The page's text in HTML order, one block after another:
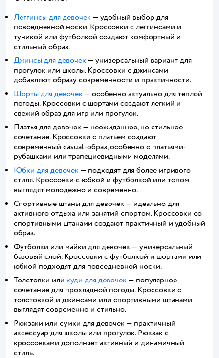
Леггинсы для девочек — удобный выбор для
повседневной носки. Кроссовки с леггинсами и
туникой или футболкой создают комфортный и
стильный образ.
Джинсы для девочек — универсальный вариант для
прогулок или школы. Кроссовки с джинсами
добавляют образу современности и практичности.
Шорты для девочек — особенно актуально для теплой
погоды. Кроссовки с шортами создают легкий и
свежий образ для игр или прогулок.
Платья для девочек — неожиданное, но стильное
сочетание. Кроссовки с платьем создают
современный casual-образ, особенно с платьями-
рубашками или трапециевидными моделями.
Юбки для девочек — подходят для более игривого
стиля. Кроссовки с юбкой и футболкой или топом
выглядят молодежно и современно.
Спортивные штаны для девочек — идеально для
активного отдыха или занятий спортом. Кроссовки со
спортивными штанами создают практичный и удобный
образ.
Футболки или майки для девочек — универсальный
базовый слой. Кроссовки с футболкой и шортами или
юбкой подходят для повседневной носки.
Толстовки или худи для девочек — популярное
сочетание для прохладной погоды. Кроссовки с
толстовкой и джинсами или спортивными штанами
выглядят современно и стильно.
Рюкзаки или сумки для девочек — практичный
аксессуар для школы или прогулок. Рюкзак с
кроссовками дополняет активный и динамичный
стиль.